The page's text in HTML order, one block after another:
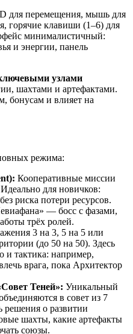
для перемещения, мышь для
горячие клавиши (1–6) для
минималистичный:
и энергии, панель
узлами
шахтами и артефактами.
бонусам и влияет на
режима:
Кооперативные миссии
для новичков:
риска потери ресурсов.
— босс с фазами,
трёх ролей.
3 на 3, 5 на 5 или
(до 50 на 50). Здесь
и тактика: например,
врага, пока Архитектор
Теней»: Уникальный
в совет из 7
решения о развитии
шахты, какие артефакты
союзы.